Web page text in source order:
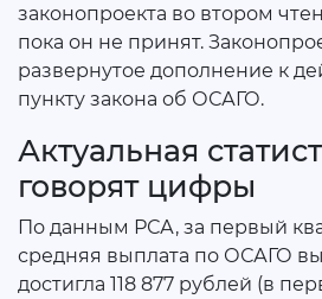
законопроекта во втором
пока он не принят.
развернутое дополнение к
пункту закона об ОСАГО.
Актуальная
говорят цифры
По данным РСА, за первый
средняя выплата по ОСАГО
достигла 118 877 рублей (в